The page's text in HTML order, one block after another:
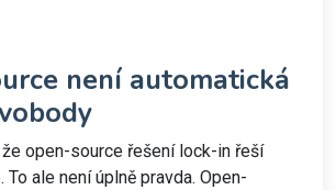
není automatická
open-source řešení lock-in řeší
ale není úplně pravda. Open-